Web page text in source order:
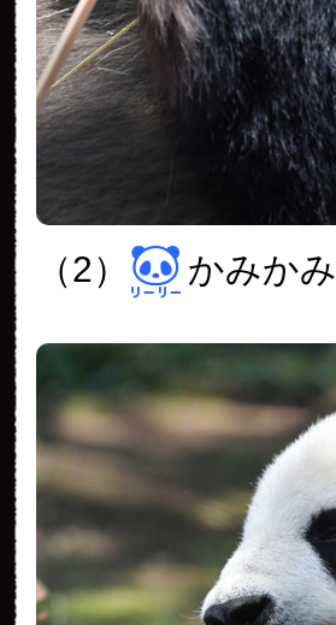
（2） かみかみ